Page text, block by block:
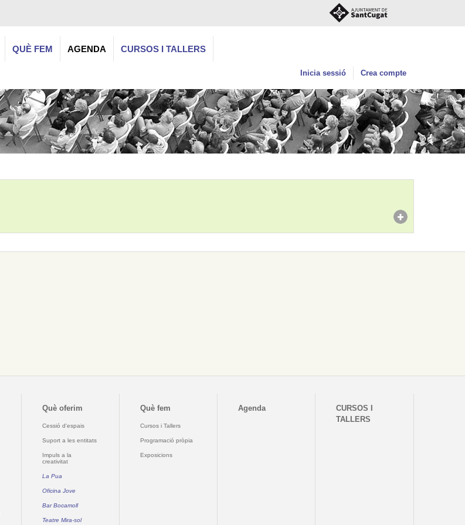
QUÈ FEM AGENDA CURSOS I TALLERS
Inicia sessió Crea compte
Què oferim
Cessió d'espais
Suport a les entitats
Impuls a la
creativitat
La Pua
Oficina Jove
Bar Bocamoll
Teatre Mira-sol
Què fem
Cursos i Tallers
Programació pròpia
Exposicions
Agenda
CURSOS I
TALLERS